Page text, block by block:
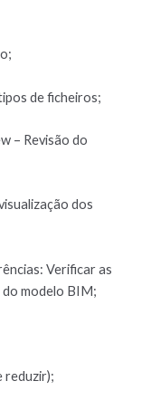
de ficheiros;
– Revisão do
dos
Verificar as
modelo BIM;
reduzir);